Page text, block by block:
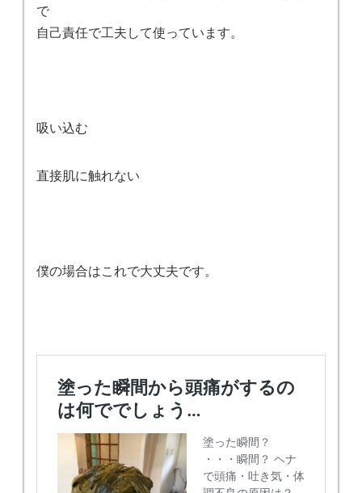
で
自己責任で工夫して使っています。
吸い込む
直接肌に触れない
僕の場合はこれで大丈夫です。